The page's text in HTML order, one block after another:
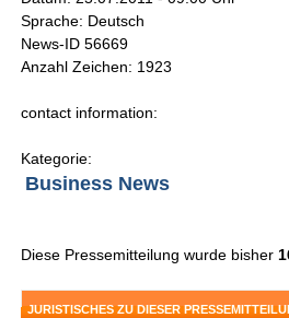
Sprache: Deutsch
News-ID 56669
Anzahl Zeichen: 1923
contact information:
Kategorie:
Business News
Diese Pressemitteilung wurde bisher
JURISTISCHES ZU DIESER